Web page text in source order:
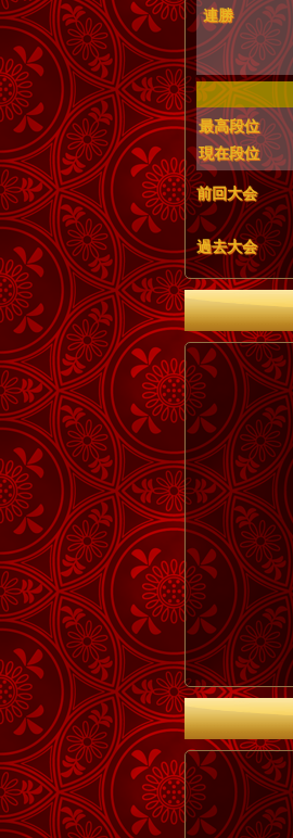
連勝
最高段位
現在段位
前回大会
過去大会